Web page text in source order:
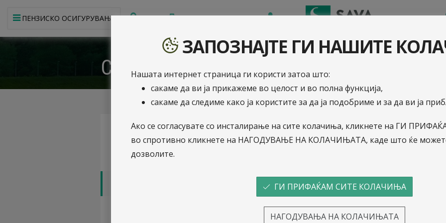
ПЕНЗИСКО ОСИГУРУВАЊЕ МРЕЖА МОБИЛНА АПЛИКАЦИЈА ПЕНЗИСКИ СОВЕТНИК
Соопштенија за јавност
Намалување на
Отворен задолжителен
фонд Сава пензиски
Профил на компанијата
Извештаи
ЗАПОЗНАЈТЕ ГИ НАШИТЕ
Нашата интернет страница ги користи затоа што:
сакаме да ви ја прикажеме во целост и во полна функција,
сакаме да следиме како ја користите за да ја подобриме и за да ви ја
Ако се согласувате со инсталирање на сите колачиња, кликнете на ГИ
во спротивно кликнете на НАГОДУВАЊЕ НА КОЛАЧИЊАТА, каде што ќе
дозволите.
ГИ ПРИФАЌАМ СИТЕ КОЛАЧИЊА
НАГОДУВАЊА НА КОЛАЧИЊАТА